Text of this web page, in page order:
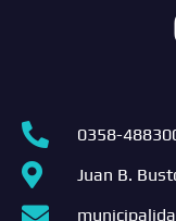
0358-
Juan B.